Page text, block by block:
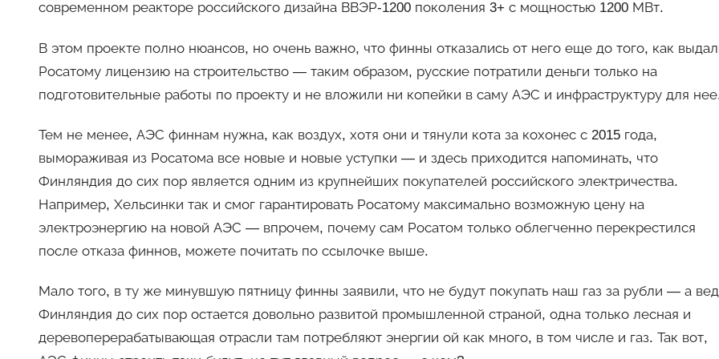
современном реакторе российского дизайна ВВЭР-1200 поколения 3+ с мощностью 1200 МВт.
В этом проекте полно нюансов, но очень важно, что финны отказались от него еще до того, как
Росатому лицензию на строительство — таким образом, русские потратили деньги только на
подготовительные работы по проекту и не вложили ни копейки в саму АЭС и инфраструктуру для
Тем не менее, АЭС финнам нужна, как воздух, хотя они и тянули кота за кохонес с 2015 года,
вымораживая из Росатома все новые и новые уступки — и здесь приходится напоминать, что
Финляндия до сих пор является одним из крупнейших покупателей российского электричества.
Например, Хельсинки так и смог гарантировать Росатому максимально возможную цену на
электроэнергию на новой АЭС — впрочем, почему сам Росатом только облегченно перекрестился
после отказа финнов, можете почитать по ссылочке выше.
Мало того, в ту же минувшую пятницу финны заявили, что не будут покупать наш газ за рубли — а
Финляндия до сих пор остается довольно развитой промышленной страной, одна только лесная и
деревоперерабатывающая отрасли там потребляют энергии ой как много, в том числе и газ. Так вот,